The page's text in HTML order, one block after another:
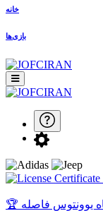
خانه
بازی‌ها
🏆 فقط ۴ دقیقه با عضویت رسمی در باشگاه یوونتوس فاصله